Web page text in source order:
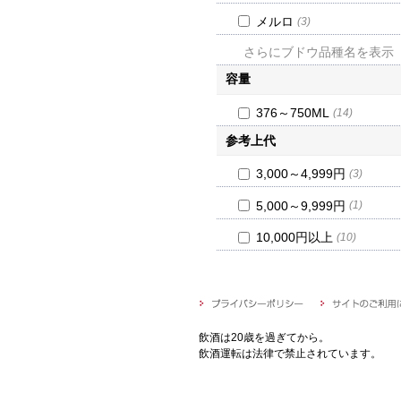
メルロ (3)
さらにブドウ品種名を表示
容量
376～750ML (14)
参考上代
3,000～4,999円 (3)
5,000～9,999円 (1)
10,000円以上 (10)
飲酒は20歳を過ぎてから。
飲酒運転は法律で禁止されています。